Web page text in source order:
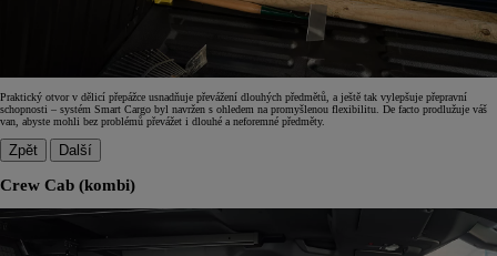
Praktický otvor v dělicí přepážce usnadňuje převážení dlouhých předmětů, a ještě tak vylepšuje přepravní
schopnosti – systém Smart Cargo byl navržen s ohledem na promyšlenou flexibilitu. De facto prodlužuje váš
van, abyste mohli bez problémů převážet i dlouhé a neforemné předměty.
Zpět Další
Crew Cab (kombi)